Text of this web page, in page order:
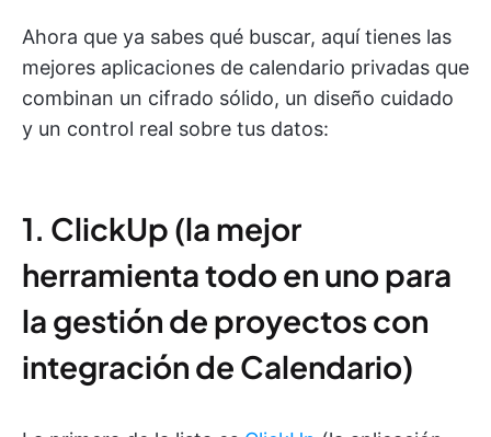
Ahora que ya sabes qué buscar, aquí tienes las
mejores aplicaciones de calendario privadas que
combinan un cifrado sólido, un diseño cuidado
y un control real sobre tus datos:
1. ClickUp (la mejor
herramienta todo en uno para
la gestión de proyectos con
integración de Calendario)